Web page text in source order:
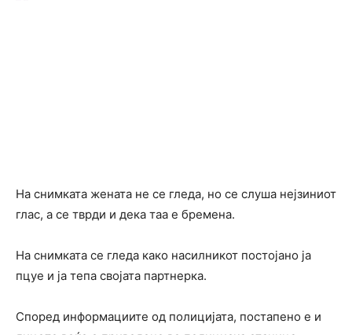
На снимката жената не се гледа, но се слуша нејзиниот
глас, а се тврди и дека таа е бремена.
На снимката се гледа како насилникот постојано ја
пцуе и ја тепа својата партнерка.
Според информациите од полицијата, постапено е и